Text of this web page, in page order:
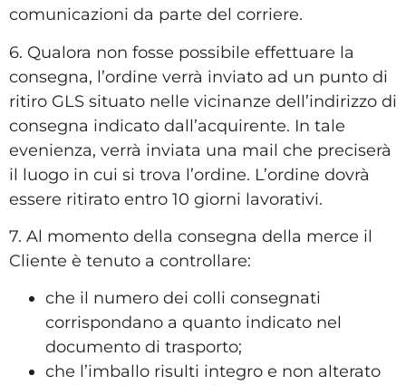
comunicazioni da parte del corriere.
6. Qualora non fosse possibile effettuare la
consegna, l’ordine verrà inviato ad un punto di
ritiro GLS situato nelle vicinanze dell’indirizzo di
consegna indicato dall’acquirente. In tale
evenienza, verrà inviata una mail che preciserà
il luogo in cui si trova l’ordine. L’ordine dovrà
essere ritirato entro 10 giorni lavorativi.
7. Al momento della consegna della merce il
Cliente è tenuto a controllare:
che il numero dei colli consegnati
corrispondano a quanto indicato nel
documento di trasporto;
che l’imballo risulti integro e non alterato